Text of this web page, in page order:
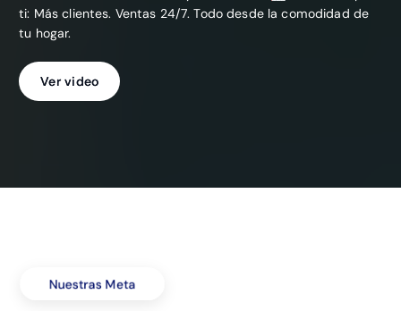
ti: Más clientes. Ventas 24/7. Todo desde la comodidad de
tu hogar.
Ver video
Nuestras Meta